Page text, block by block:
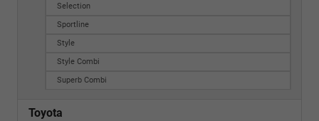
Selection
Sportline
Style
Style Combi
Superb Combi
Toyota